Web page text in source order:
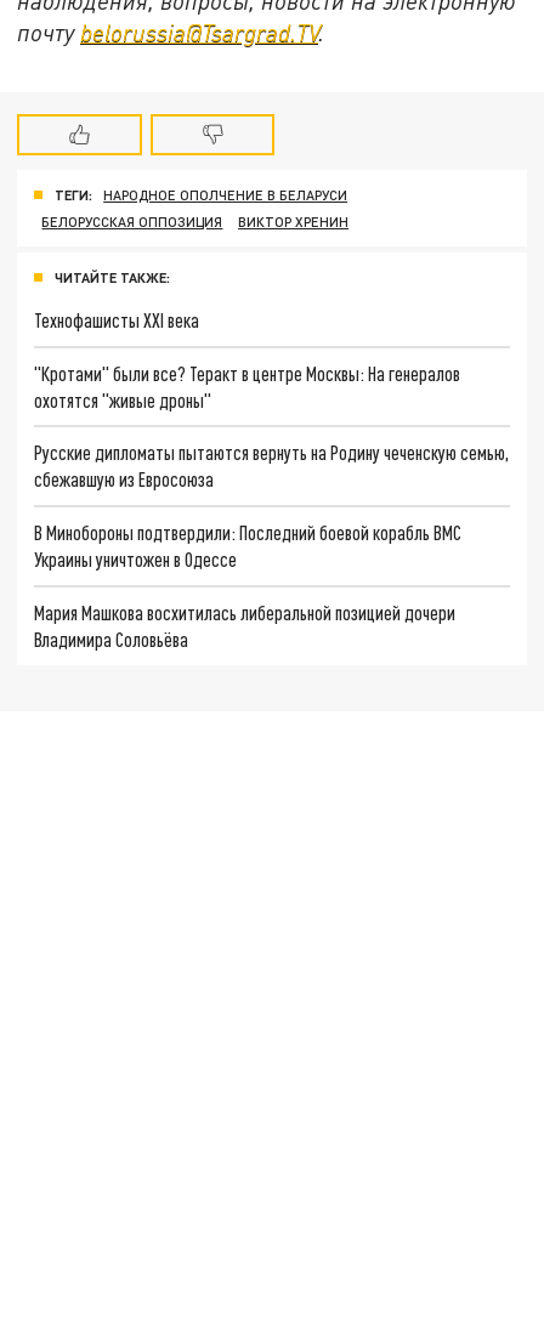
почту belorussia@Tsargrad.TV.
ТЕГИ:
НАРОДНОЕ ОПОЛЧЕНИЕ В БЕЛАРУСИ
БЕЛОРУССКАЯ ОППОЗИЦИЯ
ВИКТОР ХРЕНИН
ЧИТАЙТЕ ТАКЖЕ:
Технофашисты XXI века
"Кротами" были все? Теракт в центре Москвы: На генералов
охотятся "живые дроны"
Русские дипломаты пытаются вернуть на Родину чеченскую семью,
сбежавшую из Евросоюза
В Минобороны подтвердили: Последний боевой корабль ВМС
Украины уничтожен в Одессе
Мария Машкова восхитилась либеральной позицией дочери
Владимира Соловьёва